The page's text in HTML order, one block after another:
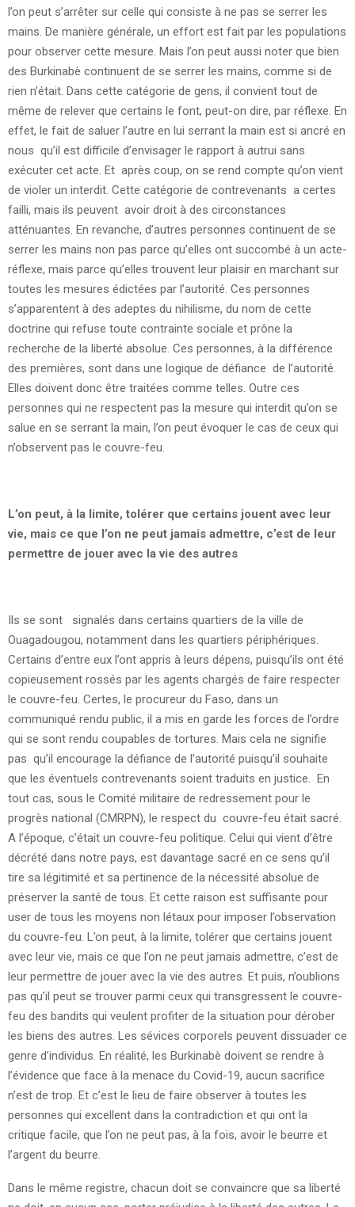
l’on peut s’arrêter sur celle qui consiste à ne pas se serrer les
mains. De manière générale, un effort est fait par les populations
pour observer cette mesure. Mais l’on peut aussi noter que bien
des Burkinabè continuent de se serrer les mains, comme si de
rien n’était. Dans cette catégorie de gens, il convient tout de
même de relever que certains le font, peut-on dire, par réflexe. En
effet, le fait de saluer l’autre en lui serrant la main est si ancré en
nous qu’il est difficile d’envisager le rapport à autrui sans
exécuter cet acte. Et après coup, on se rend compte qu’on vient
de violer un interdit. Cette catégorie de contrevenants a certes
failli, mais ils peuvent avoir droit à des circonstances
atténuantes. En revanche, d’autres personnes continuent de se
serrer les mains non pas parce qu’elles ont succombé à un acte-
réflexe, mais parce qu’elles trouvent leur plaisir en marchant sur
toutes les mesures édictées par l’autorité. Ces personnes
s’apparentent à des adeptes du nihilisme, du nom de cette
doctrine qui refuse toute contrainte sociale et prône la
recherche de la liberté absolue. Ces personnes, à la différence
des premières, sont dans une logique de défiance de l’autorité.
Elles doivent donc être traitées comme telles. Outre ces
personnes qui ne respectent pas la mesure qui interdit qu’on se
salue en se serrant la main, l’on peut évoquer le cas de ceux qui
n’observent pas le couvre-feu.
L’on peut, à la limite, tolérer que certains jouent avec leur
vie, mais ce que l’on ne peut jamais admettre, c’est de leur
permettre de jouer avec la vie des autres
Ils se sont signalés dans certains quartiers de la ville de
Ouagadougou, notamment dans les quartiers périphériques.
Certains d’entre eux l’ont appris à leurs dépens, puisqu’ils ont été
copieusement rossés par les agents chargés de faire respecter
le couvre-feu. Certes, le procureur du Faso, dans un
communiqué rendu public, il a mis en garde les forces de l’ordre
qui se sont rendu coupables de tortures. Mais cela ne signifie
pas qu’il encourage la défiance de l’autorité puisqu’il souhaite
que les éventuels contrevenants soient traduits en justice. En
tout cas, sous le Comité militaire de redressement pour le
progrès national (CMRPN), le respect du couvre-feu était sacré.
A l’époque, c’était un couvre-feu politique. Celui qui vient d’être
décrété dans notre pays, est davantage sacré en ce sens qu’il
tire sa légitimité et sa pertinence de la nécessité absolue de
préserver la santé de tous. Et cette raison est suffisante pour
user de tous les moyens non létaux pour imposer l’observation
du couvre-feu. L’on peut, à la limite, tolérer que certains jouent
avec leur vie, mais ce que l’on ne peut jamais admettre, c’est de
leur permettre de jouer avec la vie des autres. Et puis, n’oublions
pas qu’il peut se trouver parmi ceux qui transgressent le couvre-
feu des bandits qui veulent profiter de la situation pour dérober
les biens des autres. Les sévices corporels peuvent dissuader ce
genre d’individus. En réalité, les Burkinabè doivent se rendre à
l’évidence que face à la menace du Covid-19, aucun sacrifice
n’est de trop. Et c’est le lieu de faire observer à toutes les
personnes qui excellent dans la contradiction et qui ont la
critique facile, que l’on ne peut pas, à la fois, avoir le beurre et
l’argent du beurre.
Dans le même registre, chacun doit se convaincre que sa liberté